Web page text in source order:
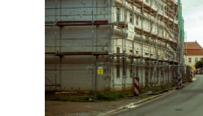
Vorproduktion